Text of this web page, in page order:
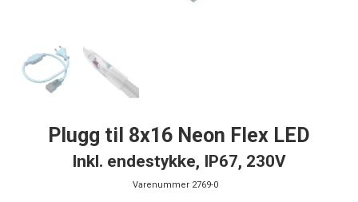
Plugg til 8x16 Neon Flex LED
Inkl. endestykke, IP67, 230V
Varenummer 2769-0